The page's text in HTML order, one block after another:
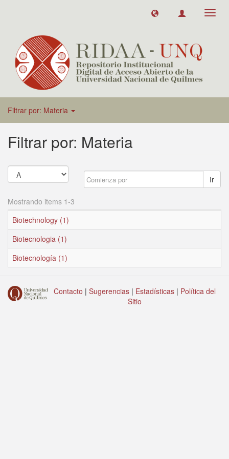
Filtrar por: Materia
Filtrar por: Materia
Ir
Mostrando items 1-3
Biotechnology (1)
Biotecnologia (1)
Biotecnología (1)
Contacto | Sugerencias | Estadísticas | Política del
Sitio